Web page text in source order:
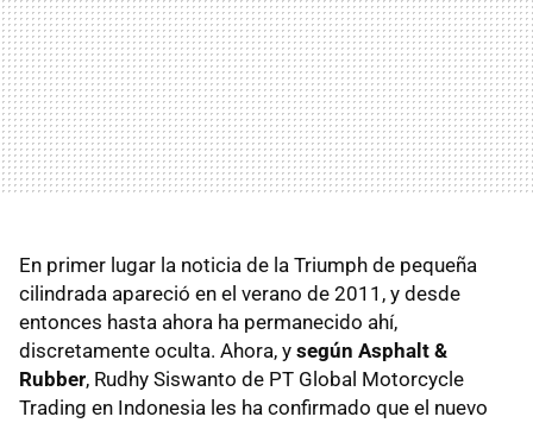
En primer lugar la noticia de la Triumph de pequeña
cilindrada apareció en el verano de 2011, y desde
entonces hasta ahora ha permanecido ahí,
discretamente oculta. Ahora, y según Asphalt &
Rubber, Rudhy Siswanto de PT Global Motorcycle
Trading en Indonesia les ha confirmado que el nuevo